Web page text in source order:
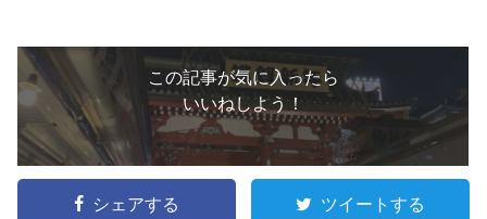
この記事が気に入ったら
いいねしよう！
シェアする ツイートする